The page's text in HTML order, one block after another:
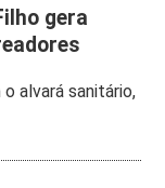
gera
alvará sanitário,